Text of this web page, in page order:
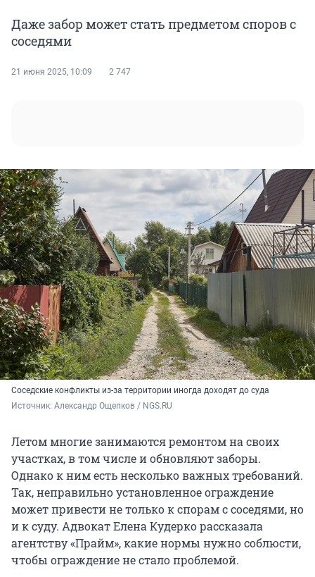
Даже забор может стать предметом споров с
соседями
21 июня 2025, 10:09 2 747
Соседские конфликты из-за территории иногда доходят до суда
Источник: Александр Ощепков / NGS.RU
Летом многие занимаются ремонтом на своих
участках, в том числе и обновляют заборы.
Однако к ним есть несколько важных требований.
Так, неправильно установленное ограждение
может привести не только к спорам с соседями, но
и к суду. Адвокат Елена Кудерко рассказала
агентству «Прайм», какие нормы нужно соблюсти,
чтобы ограждение не стало проблемой.